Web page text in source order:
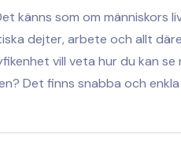
känns som om människors
dejter, arbete och allt
vill veta hur du kan se
Det finns snabba och